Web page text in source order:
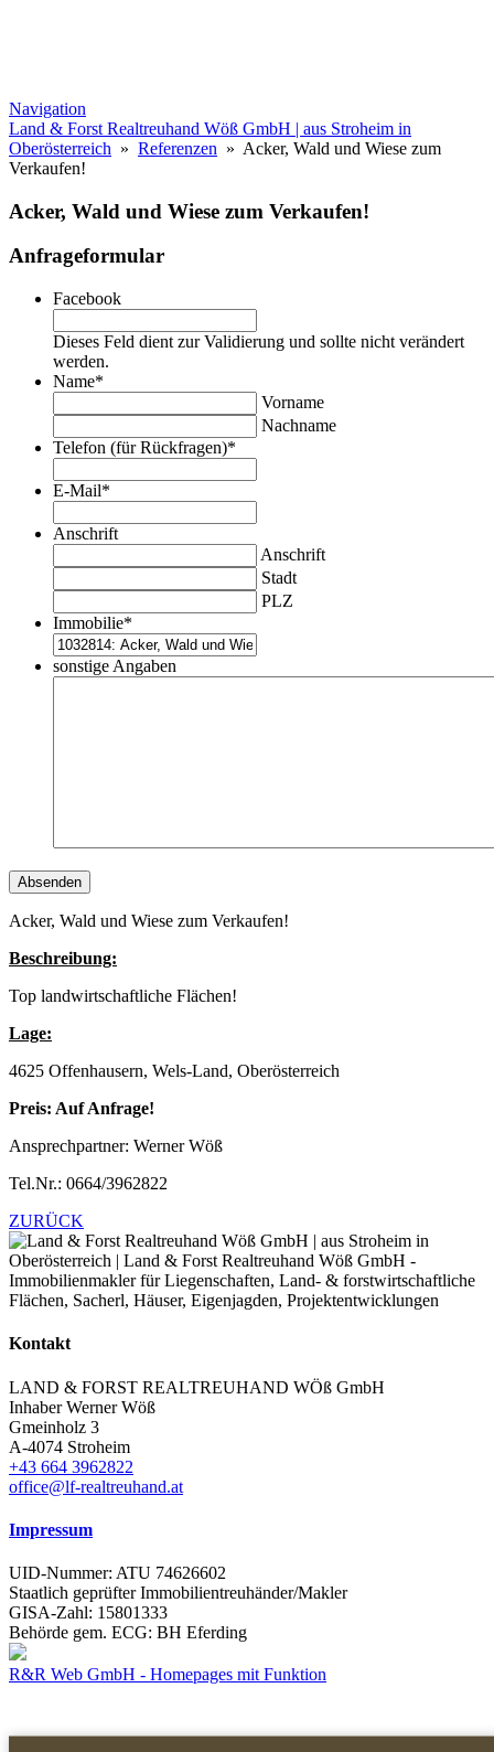
Navigation
Land & Forst Realtreuhand Wöß GmbH | aus Stroheim in
Oberösterreich » Referenzen » Acker, Wald und Wiese zum
Verkaufen!
Acker, Wald und Wiese zum Verkaufen!
Anfrageformular
Facebook
Dieses Feld dient zur Validierung und sollte nicht verändert
werden.
Name*
Vorname
Nachname
Telefon (für Rückfragen)*
E-Mail*
Anschrift
Anschrift
Stadt
PLZ
Immobilie*
sonstige Angaben
Acker, Wald und Wiese zum Verkaufen!
Beschreibung:
Top landwirtschaftliche Flächen!
Lage:
4625 Offenhausern, Wels-Land, Oberösterreich
Preis: Auf Anfrage!
Ansprechpartner: Werner Wöß
Tel.Nr.: 0664/3962822
ZURÜCK
Kontakt
LAND & FORST REALTREUHAND WÖß GmbH
Inhaber Werner Wöß
Gmeinholz 3
A-4074 Stroheim
+43 664 3962822
office@lf-realtreuhand.at
Impressum
UID-Nummer: ATU 74626602
Staatlich geprüfter Immobilientreuhänder/Makler
GISA-Zahl: 15801333
Behörde gem. ECG: BH Eferding
R&R Web GmbH - Homepages mit Funktion